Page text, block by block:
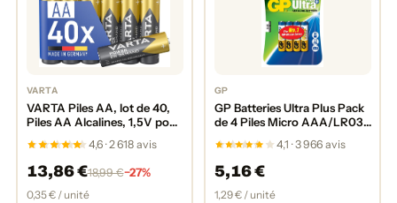
VARTA
VARTA Piles AA, lot de 40,
Piles AA Alcalines, 1,5V pour
Smart Home, lampes de
poche
4,6 · 2 618 avis
13,86 €18,99 €−27%
0,35 € / unité
GP
GP Batteries Ultra Plus Pack
de 4 Piles Micro AAA/LR03
4,1 · 3 966 avis
5,16 €
1,29 € / unité